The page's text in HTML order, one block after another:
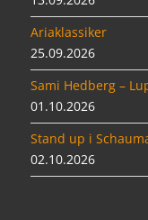
Ariaklassiker
25.09.2026
Sami Hedberg –
01.10.2026
Stand up i
02.10.2026